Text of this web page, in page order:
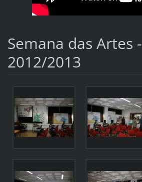
Semana das Artes -
2012/2013